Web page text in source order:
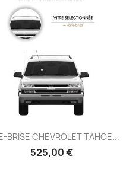
BRISE CHEVROLET TAHOE...
525,00 €